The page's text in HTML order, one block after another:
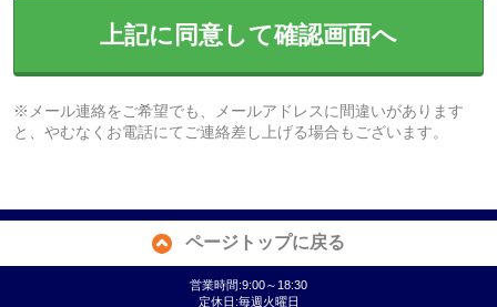
上記に同意して確認画面へ
※メール連絡をご希望でも、メールアドレスに間違いがあります
と、やむなくお電話にてご連絡差し上げる場合もございます。
ページトップに戻る
営業時間:9:00～18:30
定休日:毎週火曜日